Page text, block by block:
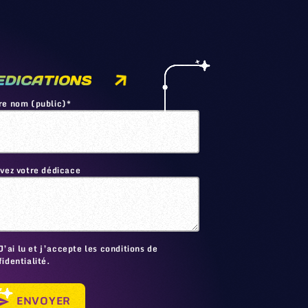
nom (public)*
votre dédicace
lu et j’accepte les conditions de
ENVOYER